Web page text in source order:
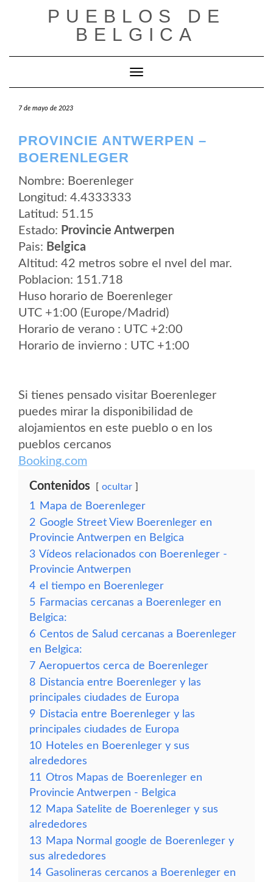
PUEBLOS DE
BELGICA
Cambiar modo de navegación
7 de mayo de 2023
PROVINCIE ANTWERPEN –
BOERENLEGER
Nombre: Boerenleger
Longitud: 4.4333333
Latitud: 51.15
Estado: Provincie Antwerpen
Pais: Belgica
Altitud: 42 metros sobre el nvel del mar.
Poblacion: 151.718
Huso horario de Boerenleger
UTC +1:00 (Europe/Madrid)
Horario de verano : UTC +2:00
Horario de invierno : UTC +1:00
Si tienes pensado visitar Boerenleger
puedes mirar la disponibilidad de
alojamientos en este pueblo o en los
pueblos cercanos
Booking.com
Contenidos ocultar
1
Mapa de Boerenleger
2 Google Street View Boerenleger en
Provincie Antwerpen en Belgica
3 Vídeos relacionados con Boerenleger -
Provincie Antwerpen
4 el tiempo en Boerenleger
5 Farmacias cercanas a Boerenleger en
Belgica:
6 Centos de Salud cercanas a Boerenleger
en Belgica:
7 Aeropuertos cerca de Boerenleger
8 Distancia entre Boerenleger y las
principales ciudades de Europa
9 Distacia entre Boerenleger y las
principales ciudades de Europa
10 Hoteles en Boerenleger y sus
alrededores
11 Otros Mapas de Boerenleger en
Provincie Antwerpen - Belgica
12 Mapa Satelite de Boerenleger y sus
alrededores
13 Mapa Normal google de Boerenleger y
sus alrededores
14 Gasolineras cercanos a Boerenleger en